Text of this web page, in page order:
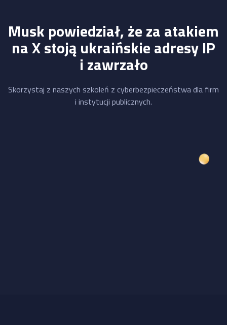
Musk powiedział, że za atakiem
na X stoją ukraińskie adresy IP
i zawrzało
Skorzystaj z naszych szkoleń z cyberbezpieczeństwa dla firm
i instytucji publicznych.